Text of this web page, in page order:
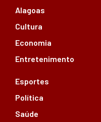
Alagoas
Cultura
Economia
Entretenimento
Esportes
Política
Saúde